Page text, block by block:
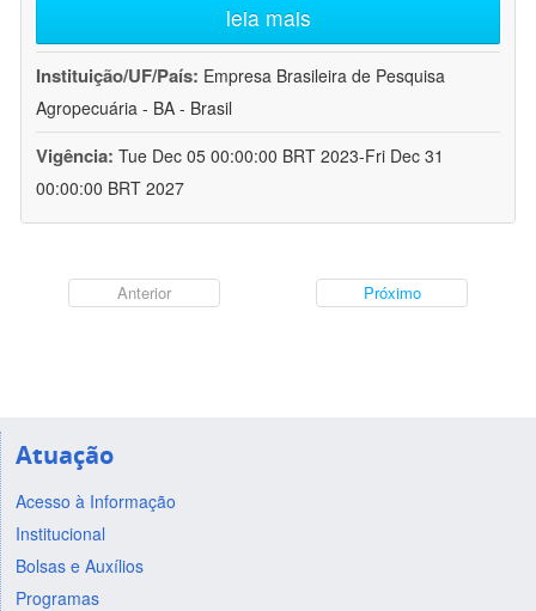
leia mais
Instituição/UF/País: Empresa Brasileira de Pesquisa
Agropecuária - BA - Brasil
Vigência: Tue Dec 05 00:00:00 BRT 2023-Fri Dec 31
00:00:00 BRT 2027
Anterior Próximo
Atuação
Acesso à Informação
Institucional
Bolsas e Auxílios
Programas